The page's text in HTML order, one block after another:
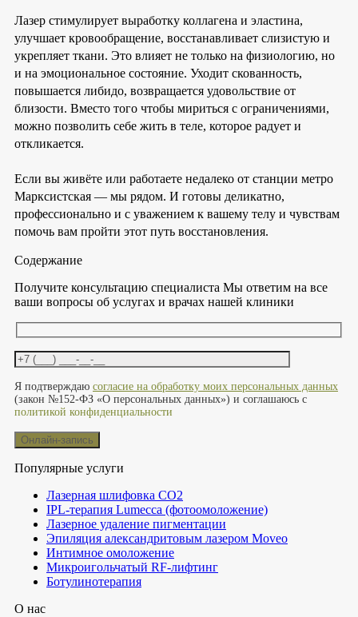
Лазер стимулирует выработку коллагена и эластина,
улучшает кровообращение, восстанавливает слизистую и
укрепляет ткани. Это влияет не только на физиологию, но
и на эмоциональное состояние. Уходит скованность,
повышается либидо, возвращается удовольствие от
близости. Вместо того чтобы мириться с ограничениями,
можно позволить себе жить в теле, которое радует и
откликается.
Если вы живёте или работаете недалеко от станции метро
Марксистская — мы рядом. И готовы деликатно,
профессионально и с уважением к вашему телу и чувствам
помочь вам пройти этот путь восстановления.
Содержание
Получите консультацию специалиста Мы ответим на все
ваши вопросы об услугах и врачах нашей клиники
Я подтверждаю согласие на обработку моих персональных данных
(закон №152-ФЗ «О персональных данных») и соглашаюсь с
политикой конфиденциальности
Популярные услуги
Лазерная шлифовка СО2
IPL-терапия Lumecca (фотоомоложение)
Лазерное удаление пигментации
Эпиляция александритовым лазером Moveo
Интимное омоложение
Микроигольчатый RF-лифтинг
Ботулинотерапия
О нас